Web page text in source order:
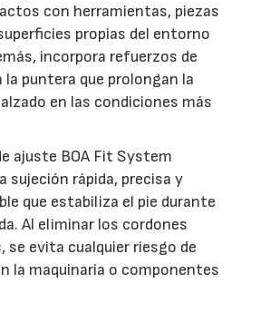
con herramientas, piezas
propias del entorno
incorpora refuerzos de
la puntera que prolongan la
en las condiciones más
ajuste BOA Fit System
sujeción rápida, precisa y
que estabiliza el pie durante
Al eliminar los cordones
se evita cualquier riesgo de
la maquinaria o componentes